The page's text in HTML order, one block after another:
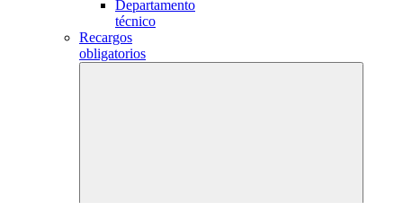
Departamento
técnico
Recargos
obligatorios